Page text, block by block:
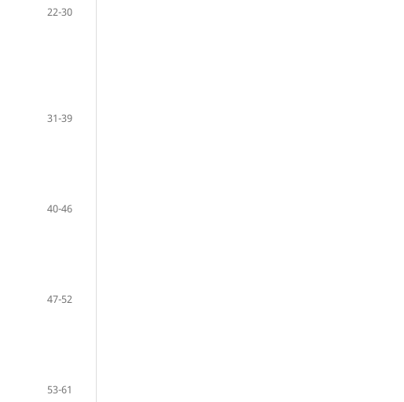
22-30
31-39
40-46
47-52
53-61